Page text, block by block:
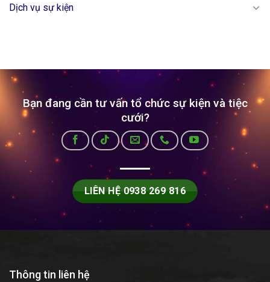
Dịch vụ sự kiện
Bạn đang cần tư vấn tổ chức sự kiện và tiệc
cưới?
LIÊN HỆ 0938 269 816
Thông tin liên hệ